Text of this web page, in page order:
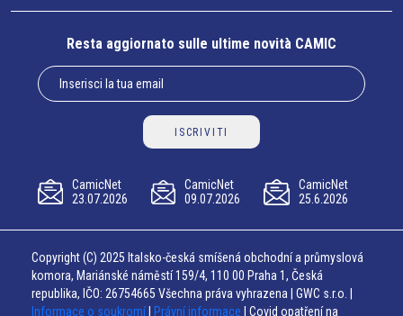
Resta aggiornato sulle ultime novità CAMIC
ISCRIVITI
CamicNet
23.07.2026
CamicNet
09.07.2026
CamicNet
25.6.2026
Copyright (C) 2025 Italsko-česká smíšená obchodní a průmyslová
komora, Mariánské náměstí 159/4, 110 00 Praha 1, Česká
republika, IČO: 26754665 Všechna práva vyhrazena | GWC s.r.o. |
Informace o soukromí
Právní informace | Covid opatření na